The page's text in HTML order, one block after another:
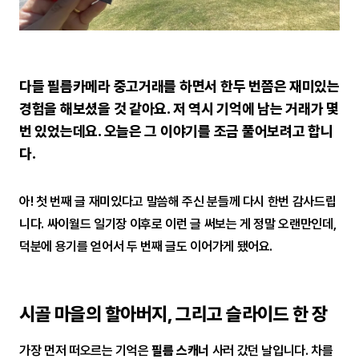
다들 필름카메라 중고거래를 하면서 한두 번쯤은 재미있는
경험을 해보셨을 것 같아요. 저 역시 기억에 남는 거래가 몇
번 있었는데요. 오늘은 그 이야기를 조금 풀어보려고 합니
다.
아! 첫 번째 글 재미있다고 말씀해 주신 분들께 다시 한번 감사드립
니다. 싸이월드 일기장 이후로 이런 글 써보는 게 정말 오랜만인데,
덕분에 용기를 얻어서 두 번째 글도 이어가게 됐어요.
시골 마을의 할아버지, 그리고 슬라이드 한 장
가장 먼저 떠오르는 기억은 필름 스캐너 사러 갔던 날입니다. 차를